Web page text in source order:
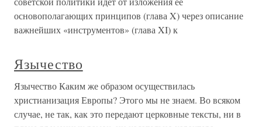
основополагающих принципов (глава X) через описание
важнейших «инструментов» (глава XI) к
Язычество
Язычество Каким же образом осуществилась
христианизация Европы? Этого мы не знаем. Во всяком
случае, не так, как это передают церковные тексты, ни в